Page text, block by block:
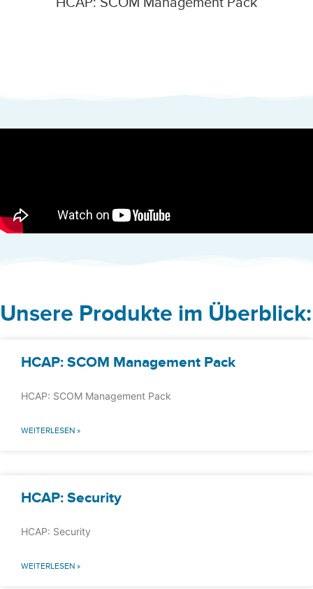
Unsere Produkte im Überblick:
HCAP: SCOM Management Pack
HCAP: SCOM Management Pack
WEITERLESEN »
HCAP: Security
HCAP: Security
WEITERLESEN »